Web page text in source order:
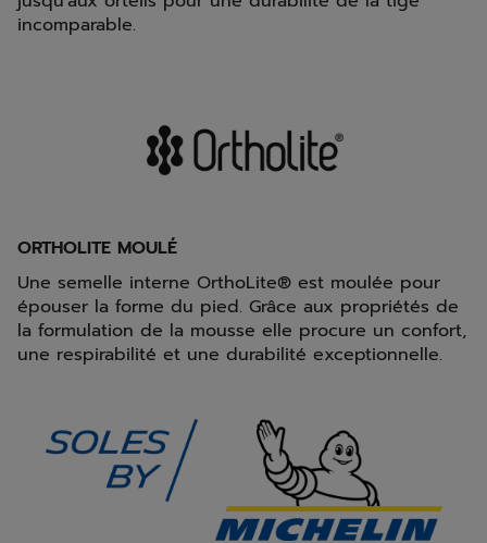
incomparable.
ORTHOLITE MOULÉ
Une semelle interne OrthoLite® est moulée pour
épouser la forme du pied. Grâce aux propriétés de
la formulation de la mousse elle procure un confort,
une respirabilité et une durabilité exceptionnelle.